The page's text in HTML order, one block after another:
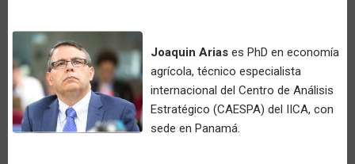
Joaquin Arias es PhD en economía
agrícola, técnico especialista
internacional del Centro de Análisis
Estratégico (CAESPA) del IICA, con
sede en Panamá.